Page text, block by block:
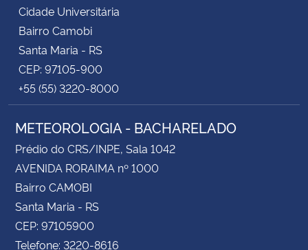
Cidade Universitária
Bairro Camobi
Santa Maria - RS
CEP: 97105-900
+55 (55) 3220-8000
METEOROLOGIA - BACHARELADO
Prédio do CRS/INPE, Sala 1042
AVENIDA RORAIMA nº 1000
Bairro CAMOBI
Santa Maria - RS
CEP: 97105900
Telefone: 3220-8616